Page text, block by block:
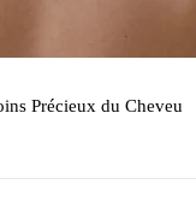
Précieux du Cheveu